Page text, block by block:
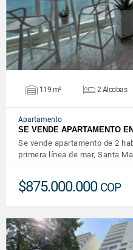
119 m² 2 Alcobas
Apartamento
SE VENDE APARTAMENTO
Se vende apartamento de 2
primera línea de mar, Santa
$875.000.000 COP